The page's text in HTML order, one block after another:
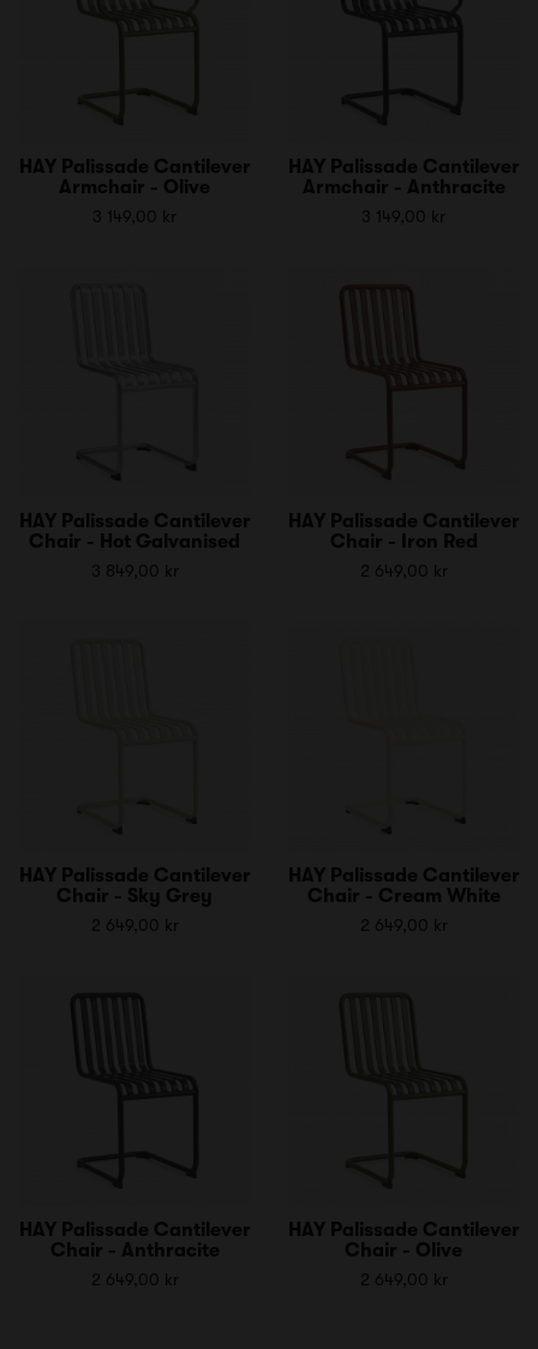
HAY Palissade Cantilever
Armchair - Olive
3 149,00 kr
HAY Palissade Cantilever
Armchair - Anthracite
3 149,00 kr
HAY Palissade Cantilever
Chair - Hot Galvanised
3 849,00 kr
HAY Palissade Cantilever
Chair - Iron Red
2 649,00 kr
HAY Palissade Cantilever
Chair - Sky Grey
2 649,00 kr
HAY Palissade Cantilever
Chair - Cream White
2 649,00 kr
HAY Palissade Cantilever
Chair - Anthracite
2 649,00 kr
HAY Palissade Cantilever
Chair - Olive
2 649,00 kr